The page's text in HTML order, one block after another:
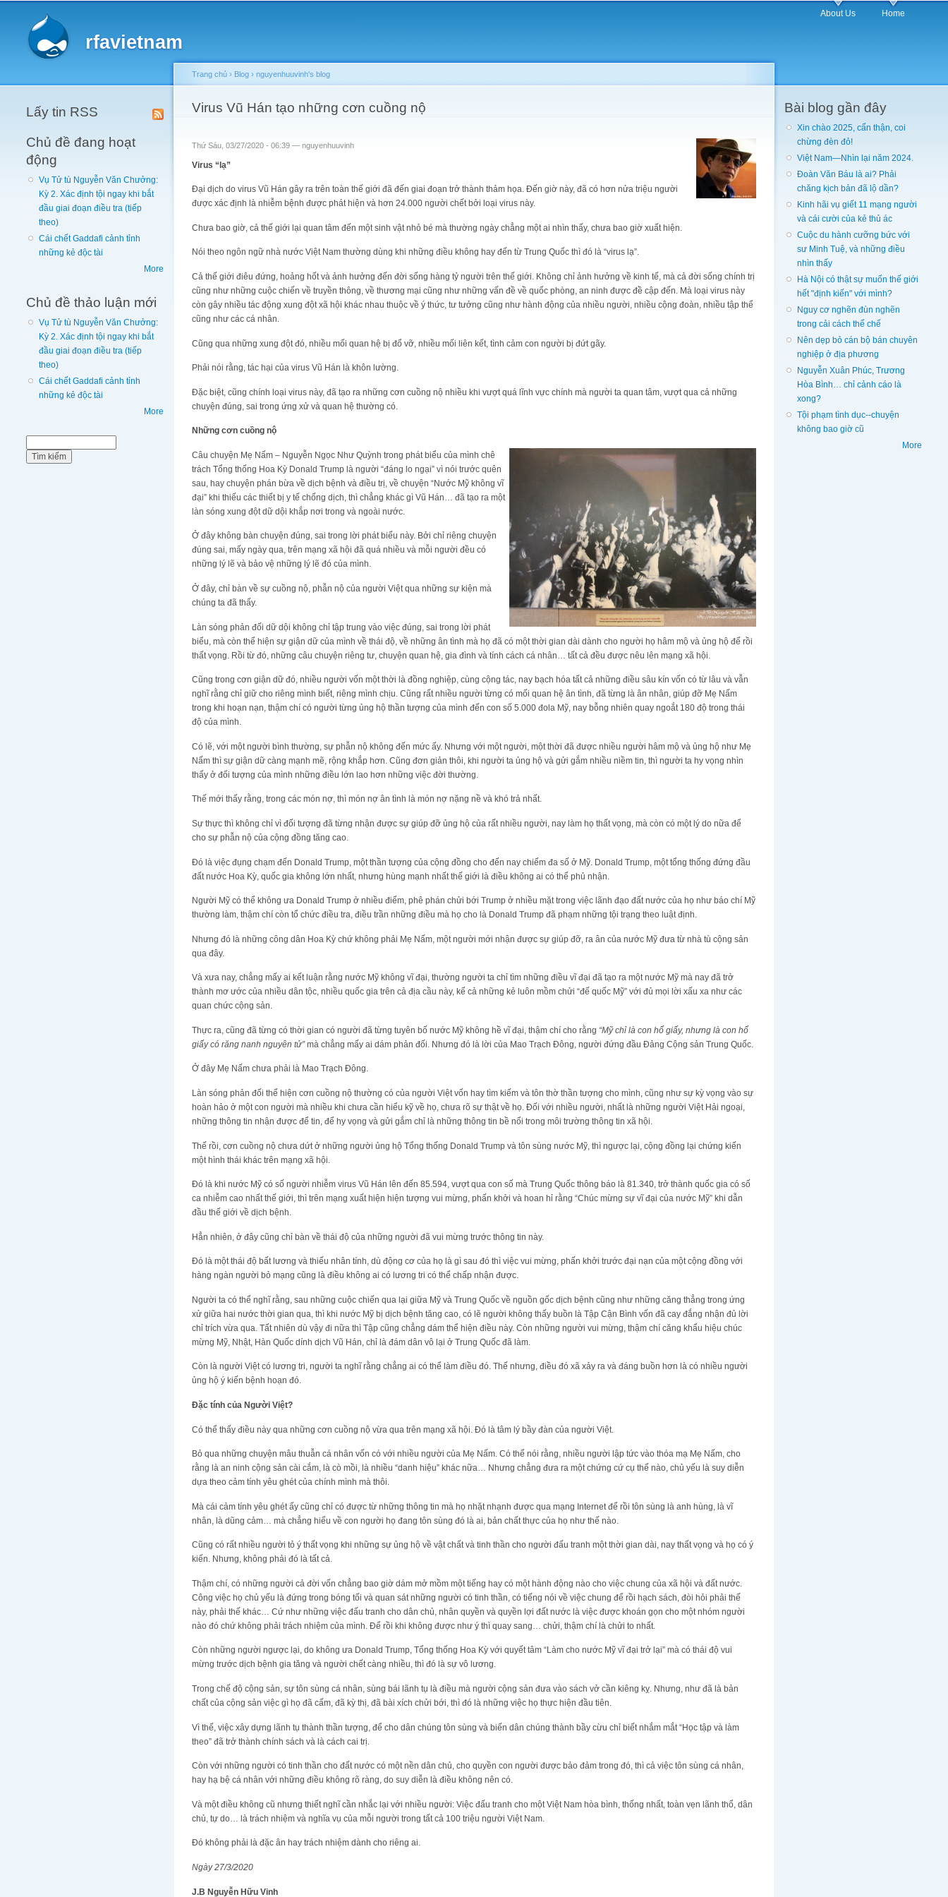
rfavietnam
About Us Home
Lấy tin RSS
Chủ đề đang hoạt
động
Vụ Tử tù Nguyễn Văn Chưởng:
Kỳ 2. Xác định tội ngay khi bắt
đầu giai đoạn điều tra (tiếp
theo)
Cái chết Gaddafi cảnh tỉnh
những kẻ độc tài
More
Chủ đề thảo luận mới
Vụ Tử tù Nguyễn Văn Chưởng:
Kỳ 2. Xác định tội ngay khi bắt
đầu giai đoạn điều tra (tiếp
theo)
Cái chết Gaddafi cảnh tỉnh
những kẻ độc tài
More
You are here
Trang chủ › Blog › nguyenhuuvinh's blog
Virus Vũ Hán tạo những cơn cuồng nộ
Thứ Sáu, 03/27/2020 - 06:39 — nguyenhuuvinh
Virus “lạ”
Đại dịch do virus Vũ Hán gây ra trên toàn thế giới đã đến giai đoạn trở thành thảm họa. Đến giờ này, đã có hơn nửa triệu người
được xác định là nhiễm bệnh được phát hiện và hơn 24.000 người chết bởi loại virus này.
Chưa bao giờ, cả thế giới lại quan tâm đến một sinh vật nhỏ bé mà thường ngày chẳng một ai nhìn thấy, chưa bao giờ xuất hiện.
Nói theo ngôn ngữ nhà nước Việt Nam thường dùng khi những điều không hay đến từ Trung Quốc thì đó là “virus lạ”.
Cả thế giới điêu đứng, hoảng hốt và ảnh hưởng đến đời sống hàng tỷ người trên thế giới. Không chỉ ảnh hưởng về kinh tế, mà cả đời sống chính trị
cũng như những cuộc chiến về truyền thông, về thương mại cũng như những vấn đề về quốc phòng, an ninh được đề cập đến. Mà loại virus này
còn gây nhiều tác động xung đột xã hội khác nhau thuộc về ý thức, tư tưởng cũng như hành động của nhiều người, nhiều cộng đoàn, nhiều tập thể
cũng như các cá nhân.
Cũng qua những xung đột đó, nhiều mối quan hệ bị đổ vỡ, nhiều mối liên kết, tình cảm con người bị đứt gãy.
Phải nói rằng, tác hại của virus Vũ Hán là khôn lường.
Đặc biệt, cũng chính loại virus này, đã tạo ra những cơn cuồng nộ nhiều khi vượt quá lĩnh vực chính mà người ta quan tâm, vượt qua cả những
chuyện đúng, sai trong ứng xử và quan hệ thường có.
Những cơn cuồng nộ
Câu chuyện Mẹ Nấm – Nguyễn Ngọc Như Quỳnh trong phát biểu của mình chê
trách Tổng thống Hoa Kỳ Donald Trump là người “đáng lo ngại” vì nói trước quên
sau, hay chuyện phán bừa về dịch bệnh và điều trị, về chuyện “Nước Mỹ không vĩ
đại” khi thiếu các thiết bị y tế chống dịch, thì chẳng khác gì Vũ Hán… đã tạo ra một
làn sóng xung đột dữ dội khắp nơi trong và ngoài nước.
Ở đây không bàn chuyện đúng, sai trong lời phát biểu này. Bởi chỉ riêng chuyện
đúng sai, mấy ngày qua, trên mạng xã hội đã quá nhiều và mỗi người đều có
những lý lẽ và bảo vệ những lý lẽ đó của mình.
Ở đây, chỉ bàn về sự cuồng nộ, phẫn nộ của người Việt qua những sự kiện mà
chúng ta đã thấy.
Làn sóng phản đối dữ dội không chỉ tập trung vào việc đúng, sai trong lời phát
biểu, mà còn thể hiện sự giận dữ của mình về thái độ, về những ân tình mà họ đã có một thời gian dài dành cho người họ hâm mộ và ủng hộ để rồi
thất vọng. Rồi từ đó, những câu chuyện riêng tư, chuyện quan hệ, gia đình và tính cách cá nhân… tất cả đều được nêu lên mạng xã hội.
Cũng trong cơn giận dữ đó, nhiều người vốn một thời là đồng nghiệp, cùng cộng tác, nay bạch hóa tất cả những điều sâu kín vốn có từ lâu và vẫn
nghĩ rằng chỉ giữ cho riêng mình biết, riêng mình chịu. Cũng rất nhiều người từng có mối quan hệ ân tình, đã từng là ân nhân, giúp đỡ Mẹ Nấm
trong khi hoạn nạn, thậm chí có người từng ủng hộ thần tượng của mình đến con số 5.000 đola Mỹ, nay bỗng nhiên quay ngoắt 180 độ trong thái
độ của mình.
Có lẽ, với một người bình thường, sự phẫn nộ không đến mức ấy. Nhưng với một người, một thời đã được nhiều người hâm mộ và ủng hộ như Mẹ
Nấm thì sự giận dữ càng mạnh mẽ, rộng khắp hơn. Cũng đơn giản thôi, khi người ta ủng hộ và gửi gắm nhiều niềm tin, thì người ta hy vọng nhìn
thấy ở đối tượng của mình những điều lớn lao hơn những việc đời thường.
Thế mới thấy rằng, trong các món nợ, thì món nợ ân tình là món nợ nặng nề và khó trả nhất.
Sự thực thì không chỉ vì đối tượng đã từng nhận được sự giúp đỡ ủng hộ của rất nhiều người, nay làm họ thất vọng, mà còn có một lý do nữa để
cho sự phẫn nộ của cộng đồng tăng cao.
Đó là việc đụng chạm đến Donald Trump, một thần tượng của cộng đồng cho đến nay chiếm đa số ở Mỹ. Donald Trump, một tổng thống đứng đầu
đất nước Hoa Kỳ, quốc gia không lớn nhất, nhưng hùng mạnh nhất thế giới là điều không ai có thể phủ nhận.
Người Mỹ có thể không ưa Donald Trump ở nhiều điểm, phê phán chửi bới Trump ở nhiều mặt trong việc lãnh đạo đất nước của họ như báo chí Mỹ
thường làm, thậm chí còn tổ chức điều tra, điều trần những điều mà họ cho là Donald Trump đã phạm những tội trạng theo luật định.
Nhưng đó là những công dân Hoa Kỳ chứ không phải Mẹ Nấm, một người mới nhận được sự giúp đỡ, ra ân của nước Mỹ đưa từ nhà tù cộng sản
qua đây.
Và xưa nay, chẳng mấy ai kết luận rằng nước Mỹ không vĩ đại, thường người ta chỉ tìm những điều vĩ đại đã tạo ra một nước Mỹ mà nay đã trở
thành mơ ước của nhiều dân tộc, nhiều quốc gia trên cả địa cầu này, kể cả những kẻ luôn mồm chửi “đế quốc Mỹ” với đủ mọi lời xấu xa như các
quan chức cộng sản.
Thực ra, cũng đã từng có thời gian có người đã từng tuyên bố nước Mỹ không hề vĩ đại, thậm chí cho rằng “Mỹ chỉ là con hổ giấy, nhưng là con hổ
giấy có răng nanh nguyên tử”mà chẳng mấy ai dám phản đối. Nhưng đó là lời của Mao Trạch Đông, người đứng đầu Đảng Cộng sản Trung Quốc.
Ở đây Mẹ Nấm chưa phải là Mao Trạch Đông.
Làn sóng phản đối thể hiện cơn cuồng nộ thường có của người Việt vốn hay tìm kiếm và tôn thờ thần tượng cho mình, cũng như sự kỳ vọng vào sự
hoàn hảo ở một con người mà nhiều khi chưa cần hiểu kỹ về họ, chưa rõ sự thật về họ. Đối với nhiều người, nhất là những người Việt Hải ngoại,
những thông tin nhận được để tin, để hy vọng và gửi gắm chỉ là những thông tin bề nổi trong môi trường thông tin xã hội.
Thế rồi, cơn cuồng nộ chưa dứt ở những người ủng hộ Tổng thống Donald Trump và tôn sùng nước Mỹ, thì ngược lại, cộng đồng lại chứng kiến
một hình thái khác trên mạng xã hội.
Đó là khi nước Mỹ có số người nhiễm virus Vũ Hán lên đến 85.594, vượt qua con số mà Trung Quốc thông báo là 81.340, trở thành quốc gia có số
ca nhiễm cao nhất thế giới, thì trên mạng xuất hiện hiện tượng vui mừng, phấn khởi và hoan hỉ rằng “Chúc mừng sự vĩ đại của nước Mỹ” khi dẫn
đầu thế giới về dịch bệnh.
Hẳn nhiên, ở đây cũng chỉ bàn về thái độ của những người đã vui mừng trước thông tin này.
Đó là một thái độ bất lương và thiếu nhân tính, dù động cơ của họ là gì sau đó thì việc vui mừng, phấn khởi trước đại nạn của một cộng đồng với
hàng ngàn người bỏ mạng cũng là điều không ai có lương tri có thể chấp nhận được.
Người ta có thể nghĩ rằng, sau những cuộc chiến qua lại giữa Mỹ và Trung Quốc về nguồn gốc dịch bệnh cũng như những căng thẳng trong ứng
xử giữa hai nước thời gian qua, thì khi nước Mỹ bị dịch bệnh tăng cao, có lẽ người không thấy buồn là Tập Cận Bình vốn đã cay đắng nhận đủ lời
chỉ trích vừa qua. Tất nhiên dù vậy đi nữa thì Tập cũng chẳng dám thể hiện điều này. Còn những người vui mừng, thậm chí căng khẩu hiệu chúc
mừng Mỹ, Nhật, Hàn Quốc dính dịch Vũ Hán, chỉ là đám dân vô lại ở Trung Quốc đã làm.
Còn là người Việt có lương tri, người ta nghĩ rằng chẳng ai có thể làm điều đó. Thế nhưng, điều đó xã xảy ra và đáng buồn hơn là có nhiều người
ủng hộ ý kiến bệnh hoạn đó.
Đặc tính của Người Việt?
Có thể thấy điều này qua những cơn cuồng nộ vừa qua trên mạng xã hội. Đó là tâm lý bầy đàn của người Việt.
Bỏ qua những chuyện mâu thuẫn cá nhân vốn có với nhiều người của Mẹ Nấm. Có thể nói rằng, nhiều người lập tức vào thóa mạ Mẹ Nấm, cho
rằng là an ninh cộng sản cài cắm, là cò mồi, là nhiều “danh hiệu” khác nữa… Nhưng chẳng đưa ra một chứng cứ cụ thể nào, chủ yếu là suy diễn
dựa theo cảm tính yêu ghét của chính mình mà thôi.
Mà cái cảm tính yêu ghét ấy cũng chỉ có được từ những thông tin mà họ nhặt nhạnh được qua mạng Internet để rồi tôn sùng là anh hùng, là vĩ
nhân, là dũng cảm… mà chẳng hiểu về con người họ đang tôn sùng đó là ai, bản chất thực của họ như thế nào.
Cũng có rất nhiều người tỏ ý thất vọng khi những sự ủng hộ về vật chất và tinh thần cho người đấu tranh một thời gian dài, nay thất vọng và họ có ý
kiến. Nhưng, không phải đó là tất cả.
Thậm chí, có những người cả đời vốn chẳng bao giờ dám mở mồm một tiếng hay có một hành động nào cho việc chung của xã hội và đất nước.
Công việc họ chủ yếu là đứng trong bóng tối và quan sát những người có tinh thần, có tiếng nói về việc chung để rồi hạch sách, đòi hỏi phải thế
này, phải thế khác… Cứ như những việc đấu tranh cho dân chủ, nhân quyền và quyền lợi đất nước là việc được khoán gọn cho một nhóm người
nào đó chứ không phải trách nhiệm của mình. Để rồi khi không được như ý thì quay sang… chửi, thậm chí là chửi to nhất.
Còn những người ngược lại, do không ưa Donald Trump, Tổng thống Hoa Kỳ với quyết tâm “Làm cho nước Mỹ vĩ đại trở lại” mà có thái độ vui
mừng trước dịch bệnh gia tăng và người chết càng nhiều, thì đó là sự vô lương.
Trong chế độ cộng sản, sự tôn sùng cá nhân, sùng bái lãnh tụ là điều mà người cộng sản đưa vào sách vở cần kiêng kỵ. Nhưng, như đã là bản
chất của cộng sản việc gì họ đã cấm, đã kỳ thị, đã bài xích chửi bới, thì đó là những việc họ thực hiện đầu tiên.
Vì thế, việc xây dựng lãnh tụ thành thần tượng, để cho dân chúng tôn sùng và biến dân chúng thành bầy cừu chỉ biết nhắm mắt “Học tập và làm
theo” đã trở thành chính sách và là cách cai trị.
Còn với những người có tinh thần cho đất nước có một nền dân chủ, cho quyền con người được bảo đảm trong đó, thì cả việc tôn sùng cá nhân,
hay hạ bệ cá nhân với những điều không rõ ràng, do suy diễn là điều không nên có.
Và một điều không cũ nhưng thiết nghĩ cần nhắc lại với nhiều người: Việc đấu tranh cho một Việt Nam hòa bình, thống nhất, toàn vẹn lãnh thổ, dân
chủ, tự do… là trách nhiệm và nghĩa vụ của mỗi người trong tất cả 100 triệu người Việt Nam.
Đó không phải là đặc ân hay trách nhiệm dành cho riêng ai.
Ngày 27/3/2020
J.B Nguyễn Hữu Vinh
Bài blog gần đây
Xin chào 2025, cẩn thận, coi
chừng đèn đỏ!
Việt Nam—Nhìn lại năm 2024.
Đoàn Văn Báu là ai? Phải
chăng kịch bản đã lộ dần?
Kinh hãi vụ giết 11 mạng người
và cái cười của kẻ thủ ác
Cuộc du hành cưỡng bức với
sư Minh Tuệ, và những điều
nhìn thấy
Hà Nội có thật sự muốn thế giới
hết "định kiến" với mình?
Nguy cơ nghẽn đùn nghẽn
trong cải cách thể chế
Nên dẹp bỏ cán bộ bán chuyên
nghiệp ở địa phương
Nguyễn Xuân Phúc, Trương
Hòa Bình… chỉ cảnh cáo là
xong?
Tội phạm tình dục--chuyện
không bao giờ cũ
More